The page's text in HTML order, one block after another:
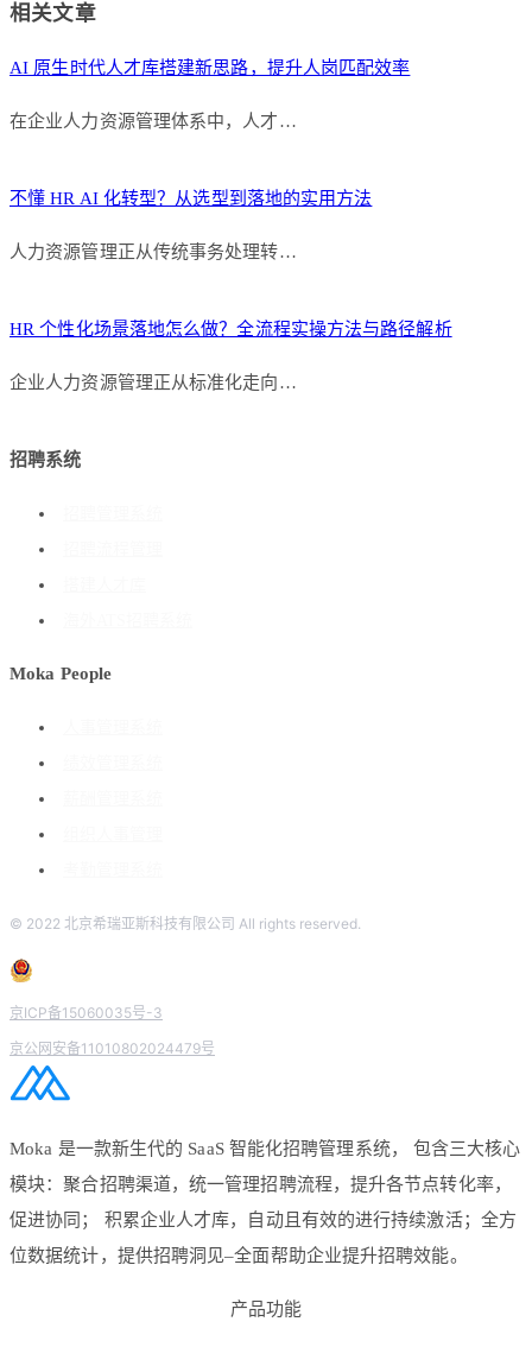
相关文章
AI 原生时代人才库搭建新思路，提升人岗匹配效率
在企业人力资源管理体系中，人才…
不懂 HR AI 化转型？从选型到落地的实用方法
人力资源管理正从传统事务处理转…
HR 个性化场景落地怎么做？全流程实操方法与路径解析
企业人力资源管理正从标准化走向…
招聘系统
Moka People
© 2022 北京希瑞亚斯科技有限公司 All rights reserved.
京ICP备15060035号-3
京公网安备11010802024479号
Moka 是一款新生代的 SaaS 智能化招聘管理系统， 包含三大核心
模块：聚合招聘渠道，统一管理招聘流程，提升各节点转化率，
促进协同； 积累企业人才库，自动且有效的进行持续激活；全方
位数据统计，提供招聘洞见–全面帮助企业提升招聘效能。
产品功能